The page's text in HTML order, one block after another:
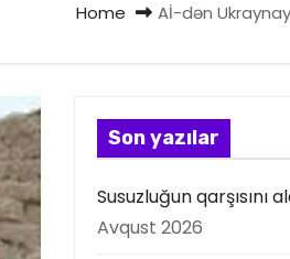
Home Aİ-dən
Son yazılar
Susuzluğun qarşısını
Avqust 2026